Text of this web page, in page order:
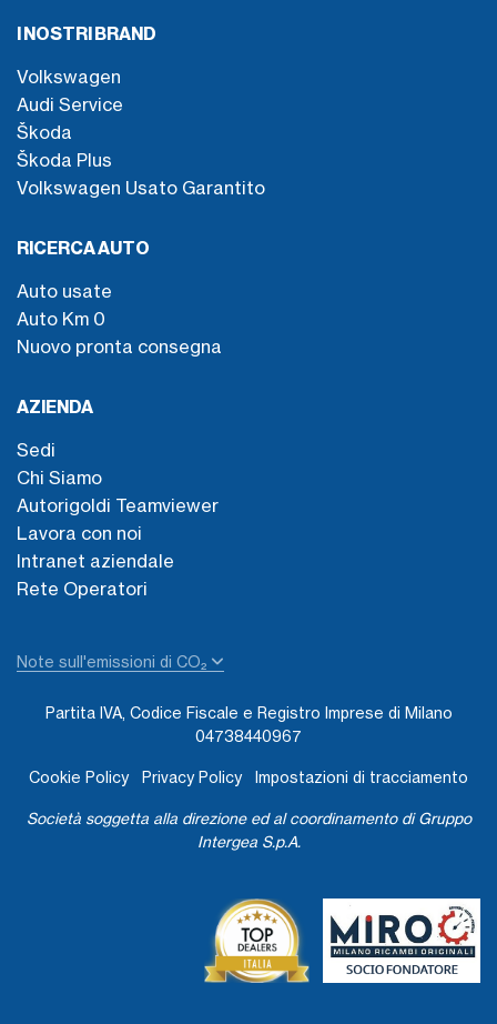
I NOSTRI BRAND
Volkswagen
Audi Service
Škoda
Škoda Plus
Volkswagen Usato Garantito
RICERCA AUTO
Auto usate
Auto Km 0
Nuovo pronta consegna
AZIENDA
Sedi
Chi Siamo
Autorigoldi Teamviewer
Lavora con noi
Intranet aziendale
Rete Operatori
Note sull'emissioni di CO₂
Partita IVA, Codice Fiscale e Registro Imprese di Milano
04738440967
Cookie Policy Privacy Policy Impostazioni di tracciamento
Società soggetta alla direzione ed al coordinamento di Gruppo
Intergea S.p.A.